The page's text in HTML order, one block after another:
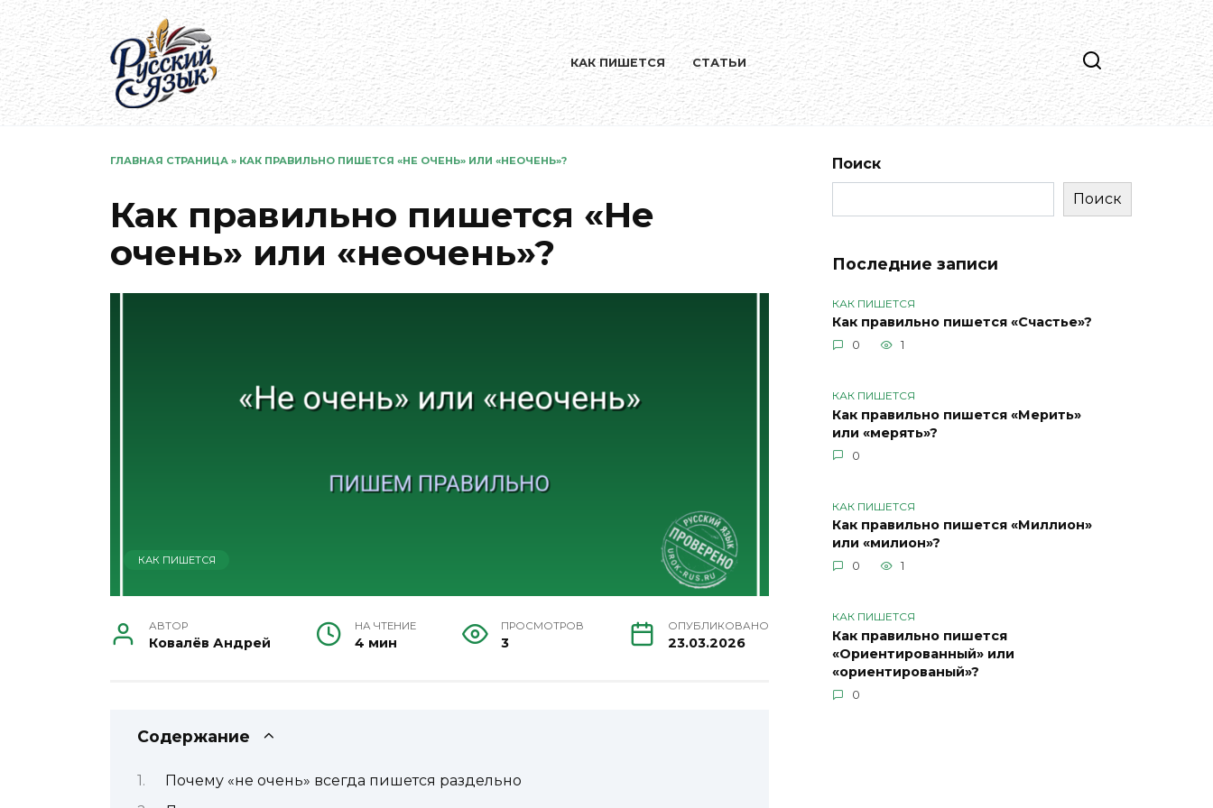
Перейти
к
содержанию
КАК ПИШЕТСЯ СТАТЬИ
ГЛАВНАЯ СТРАНИЦА » КАК ПРАВИЛЬНО ПИШЕТСЯ «НЕ ОЧЕНЬ» ИЛИ «НЕОЧЕНЬ»?
Как правильно пишется «Не
очень» или «неочень»?
КАК ПИШЕТСЯ
АВТОР
Ковалёв Андрей
НА ЧТЕНИЕ
4 мин
ПРОСМОТРОВ
3
ОПУБЛИКОВАНО
23.03.2026
Содержание
Почему «не очень» всегда пишется раздельно
Поиск
Поиск
Последние записи
КАК ПИШЕТСЯ
Как правильно пишется «Счастье»?
0 1
КАК ПИШЕТСЯ
Как правильно пишется «Мерить»
или «мерять»?
0
КАК ПИШЕТСЯ
Как правильно пишется «Миллион»
или «милион»?
0 1
КАК ПИШЕТСЯ
Как правильно пишется
«Ориентированный» или
«ориентированый»?
0